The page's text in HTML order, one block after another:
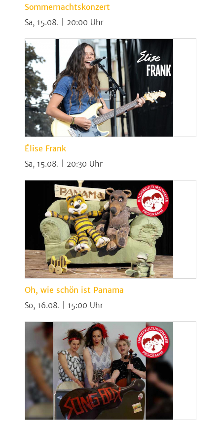
Sommernachtskonzert
Sa, 15.08. | 20:00
Élise Frank
Sa, 15.08. | 20:30
Oh, wie schön ist Panama
So, 16.08. | 15:00